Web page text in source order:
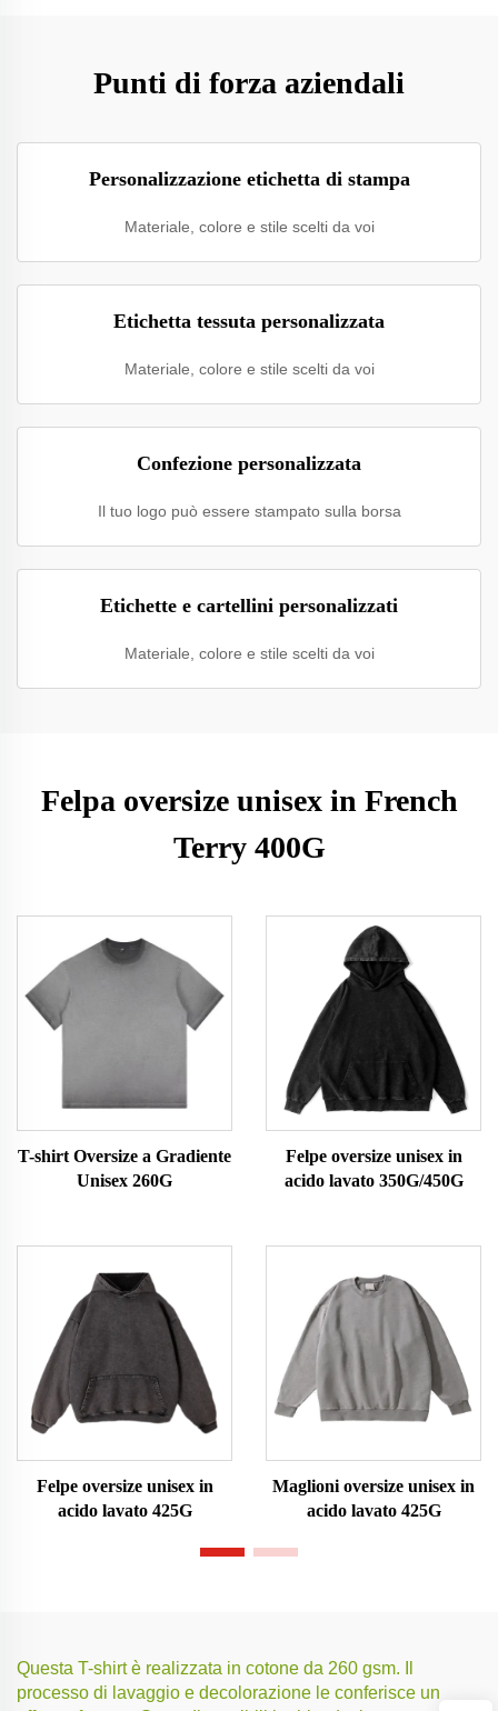
Punti di forza aziendali
Personalizzazione etichetta di stampa
Materiale, colore e stile scelti da voi
Etichetta tessuta personalizzata
Materiale, colore e stile scelti da voi
Confezione personalizzata
Il tuo logo può essere stampato sulla borsa
Etichette e cartellini personalizzati
Materiale, colore e stile scelti da voi
Felpa oversize unisex in French
Terry 400G
T-shirt Oversize a Gradiente
Unisex 260G
Felpe oversize unisex in
acido lavato 350G/450G
Felpe oversize unisex in
acido lavato 425G
Maglioni oversize unisex in
acido lavato 425G
Questa T-shirt è realizzata in cotone da 260 gsm. Il
processo di lavaggio e decolorazione le conferisce un